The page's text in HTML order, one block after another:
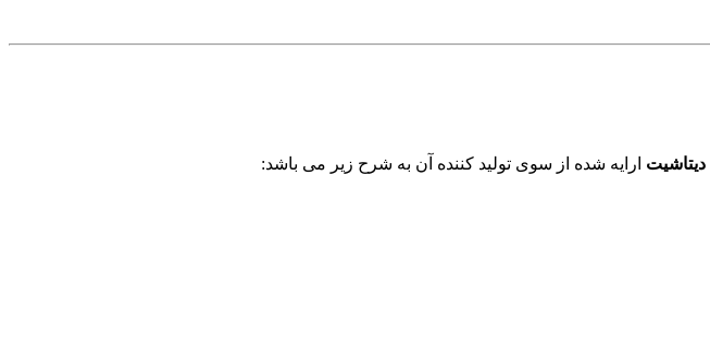
دیتاشیت ارایه شده از سوی تولید کننده آن به شرح زیر می باشد: